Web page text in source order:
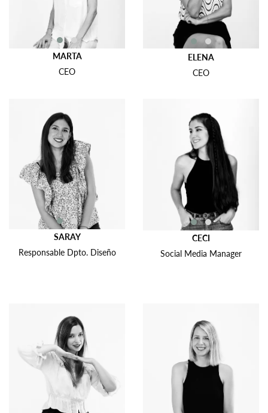
MARTA
CEO
ELENA
CEO
SARAY
Responsable Dpto. Diseño
CECI
Social Media Manager